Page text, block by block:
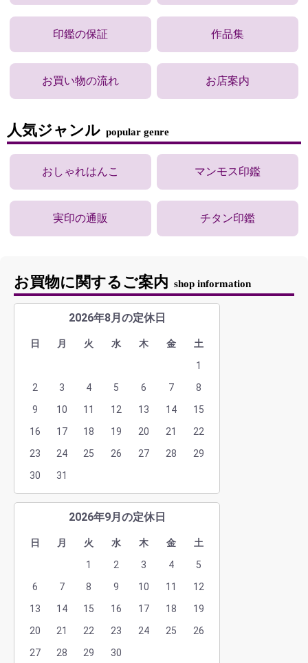
印鑑の保証 作品集
お買い物の流れ お店案内
人気ジャンル popular genre
おしゃれはんこ マンモス印鑑
実印の通販 チタン印鑑
お買物に関するご案内 shop information
2026年8月の定休日
日 月 火 水 木 金
土
1
2
3 4 5 6 7
8
9
10 11 12 13 14
15
16
17 18 19 20 21
22
23
24 25 26 27 28
29
30
31
2026年9月の定休日
日 月 火 水 木 金
土
1
2 3 4
5
6
7 8 9 10 11
12
13
14 15 16 17 18
19
20
21 22 23 24 25
26
27
28 29 30